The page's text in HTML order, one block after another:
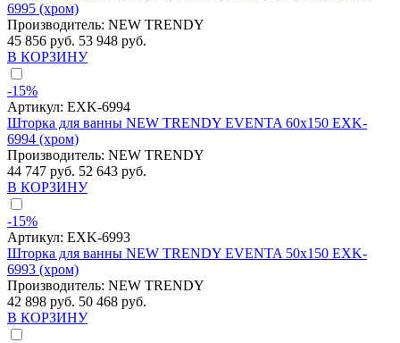
6995 (хром)
Производитель: NEW TRENDY
45 856 руб. 53 948 руб.
В КОРЗИНУ
-15%
Артикул: EXK-6994
Шторка для ванны NEW TRENDY EVENTA 60x150 EXK-
6994 (хром)
Производитель: NEW TRENDY
44 747 руб. 52 643 руб.
В КОРЗИНУ
-15%
Артикул: EXK-6993
Шторка для ванны NEW TRENDY EVENTA 50x150 EXK-
6993 (хром)
Производитель: NEW TRENDY
42 898 руб. 50 468 руб.
В КОРЗИНУ